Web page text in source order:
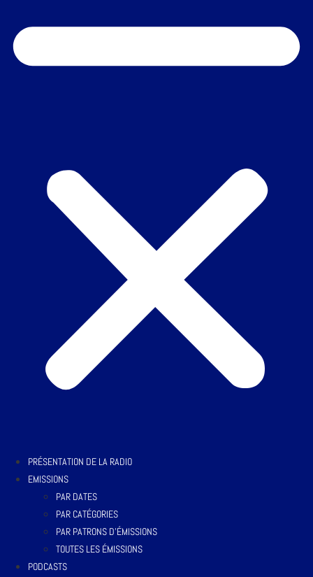
PRÉSENTATION DE LA RADIO
EMISSIONS
PAR DATES
PAR CATÉGORIES
PAR PATRONS D’ÉMISSIONS
TOUTES LES ÉMISSIONS
PODCASTS